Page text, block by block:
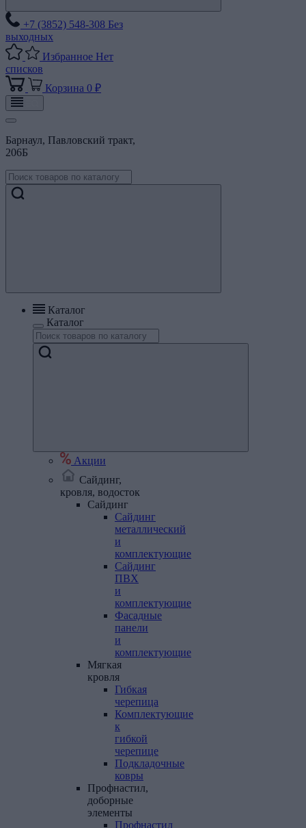
+7 (3852) 548-308 Без
выходных
Избранное Нет
списков
Корзина 0 ₽
Барнаул, Павловский тракт,
206Б
Каталог
Каталог
Акции
Сайдинг,
кровля, водосток
Сайдинг
Сайдинг
металлический
и
комплектующие
Сайдинг
ПВХ
и
комплектующие
Фасадные
панели
и
комплектующие
Мягкая
кровля
Гибкая
черепица
Комплектующие
к
гибкой
черепице
Подкладочные
ковры
Профнастил,
доборные
элементы
Профнастил